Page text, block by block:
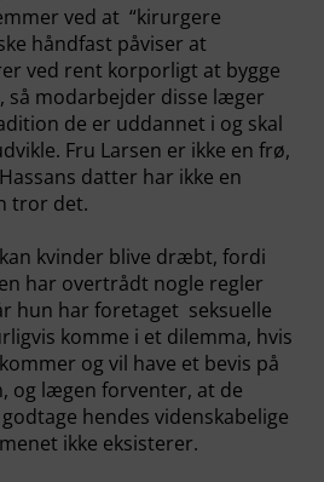
ved at “kirurgere
håndfast påviser at
ved rent korporligt at bygge
så modarbejder disse læger
de er uddannet i og skal
Fru Larsen er ikke en frø,
datter har ikke en
tror det.
kvinder blive dræbt, fordi
har overtrådt nogle regler
hun har foretaget seksuelle
komme i et dilemma, hvis
og vil have et bevis på
og lægen forventer, at de
hendes videnskabelige
ikke eksisterer.